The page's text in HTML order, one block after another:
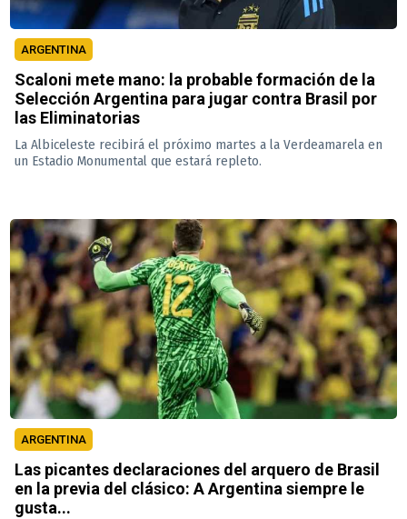
ARGENTINA
Scaloni mete mano: la probable formación de la
Selección Argentina para jugar contra Brasil por
las Eliminatorias
La Albiceleste recibirá el próximo martes a la Verdeamarela en
un Estadio Monumental que estará repleto.
ARGENTINA
Las picantes declaraciones del arquero de Brasil
en la previa del clásico: A Argentina siempre le
gusta...